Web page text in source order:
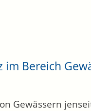
im Bereich
Gewässern